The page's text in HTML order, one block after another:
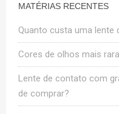
MATÉRIAS RECENTES
Quanto custa uma lente
Cores de olhos mais
Lente de contato com
de comprar?